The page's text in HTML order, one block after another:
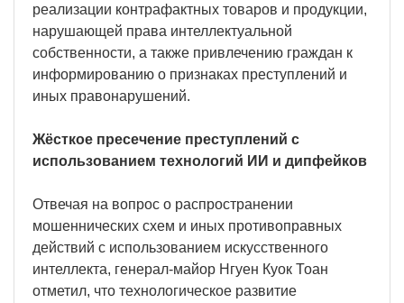
реализации контрафактных товаров и продукции,
нарушающей права интеллектуальной
собственности, а также привлечению граждан к
информированию о признаках преступлений и
иных правонарушений.
Жёсткое пресечение преступлений с
использованием технологий ИИ и дипфейков
Отвечая на вопрос о распространении
мошеннических схем и иных противоправных
действий с использованием искусственного
интеллекта, генерал-майор Нгуен Куок Тоан
отметил, что технологическое развитие